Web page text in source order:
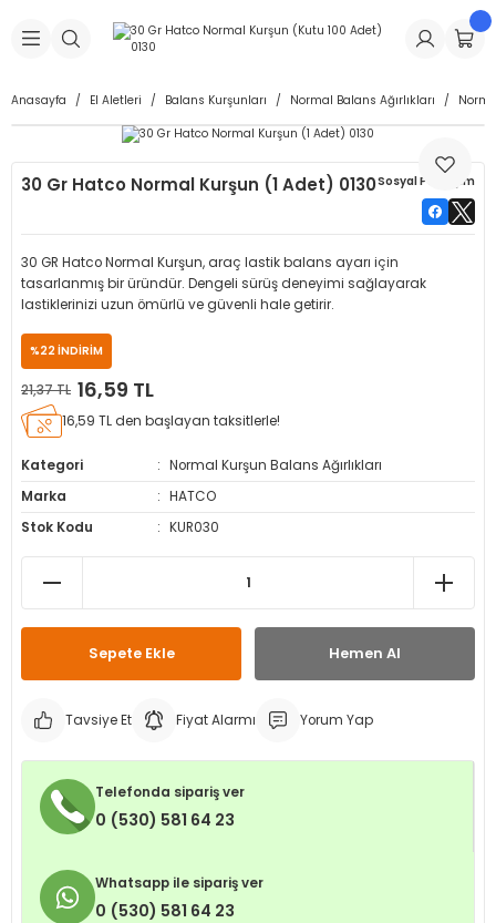
Geri Dön
Geri Dön
Dolgu Lastikleri
Dolgu Lastikleri
Geri Dön
İç Lastikleri
İç Lastikleri
Geri Dön
Geri Dön
& Sibop İlaveleri
Kapağı
Geri Dön
& Spreyler
Geri Dön
Makinesi Yedek Parçaları
Yedek Parçaları
Anasayfa El Aletleri Balans Kurşunları Normal Balans Ağırlıkları
30 Gr Hatco Normal Kurşun (1 Adet) 0130Sosyal Paylaşım
30 GR Hatco Normal Kurşun, araç lastik balans ayarı için
tasarlanmış bir üründür. Dengeli sürüş deneyimi sağlayarak
lastiklerinizi uzun ömürlü ve güvenli hale getirir.
%22 İNDİRİM
21,37 TL 16,59 TL
16,59 TL den başlayan taksitlerle!
Kategori
Normal Kurşun Balans Ağırlıkları
Marka
HATCO
Stok Kodu
KUR030
Sepete Ekle Hemen Al
Tavsiye Et Fiyat Alarmı Yorum Yap
Telefonda sipariş ver
0 (530) 581 64 23
Whatsapp ile sipariş ver
0 (530) 581 64 23